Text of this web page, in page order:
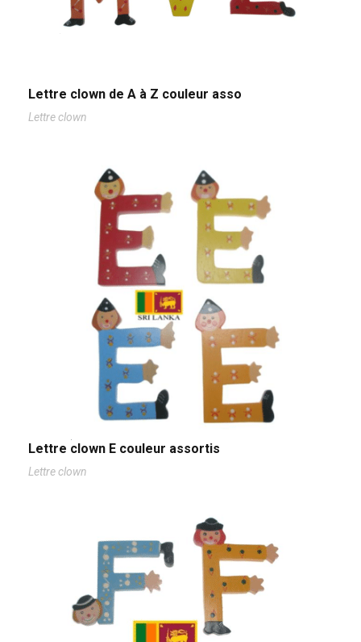
Lettre clown de A à Z couleur asso
Lettre clown
Lettre clown E couleur assortis
Lettre clown